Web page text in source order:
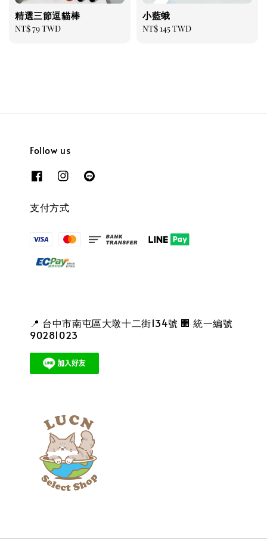
精選三節逗貓棒
Regular
NT$ 79 TWD
小藍蛾
Regular
NT$ 145 TWD
Follow us
支付方式
📍 台中市南屯區大墩十二街134號 🏢 統一編號
90281023